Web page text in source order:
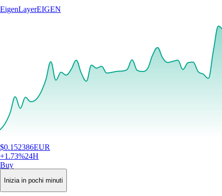
EigenLayerEIGEN
$0.152386EUR
+1.73%24H
Buy
Inizia in pochi minuti